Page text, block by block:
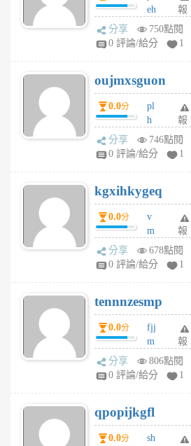
v
A
V
個
月
前
eh
ld
gy
個
月
前
報
分享
750點閱
0 評論/給分
1
oujmxsguon
0.0分
pl
h
wi
w
6
個
月
前
報
分享
746點閱
0 評論/給分
1
kgxihkygeq
0.0分
v
m
sg
sr
6
個
月
前
報
分享
678點閱
0 評論/給分
1
tennnzesmp
0.0分
fjj
m
w
rs
6
個
月
報
分享
806點閱
0 評論/給分
1
qpopijkgfl
0.0分
sh